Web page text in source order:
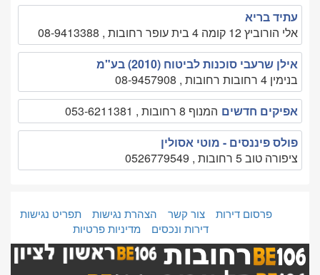
עתיד בריא
אלי הורוביץ 12 קומה 4 בית עופר רחובות , 08-9413388
אילן שרעבי סוכנות לביטוח (2010) בע"מ
בנימין 4 רחובות רחובות , 08-9457908
אפיקים חדשים המנוף 8 רחובות , 053-6211381
פולס פיננסים - מוטי אסולין
ציפורה טוב 5 רחובות , 0526779549
פרסום דירות צור קשר הצהרת נגישות
תפריט נגישות
דירות ונכסים
מדיניות פרטיות